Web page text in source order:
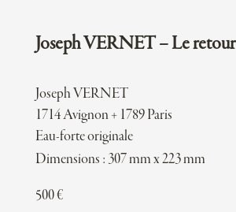
Joseph VERNET – Le retour
Joseph VERNET
1714 Avignon + 1789 Paris
Eau-forte originale
Dimensions : 307 mm x 223 mm
500€